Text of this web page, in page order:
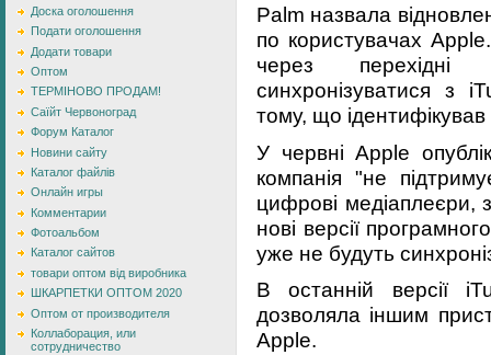
Доска оголошення
Подати оголошення
Додати товари
Оптом
ТЕРМІНОВО ПРОДАМ!
Саїйт Червоноград
Форум Каталог
Новини сайту
Каталог файлів
Онлайн игры
Комментарии
Фотоальбом
Каталог сайтов
товари оптом від виробника
ШКАРПЕТКИ ОПТОМ 2020
Оптом от производителя
Коллаборация, или
сотрудничество
Palm назвала
по користувачах
через перехідні
синхронізуватися з
тому, що
У червні Apple
компанія "не
цифрові
нові версії
уже не будуть
В останній версії
дозволяла іншим
Apple.